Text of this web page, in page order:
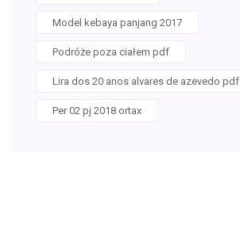
Model kebaya panjang 2017
Podróże poza ciałem pdf
Lira dos 20 anos alvares de azevedo pdf
Per 02 pj 2018 ortax